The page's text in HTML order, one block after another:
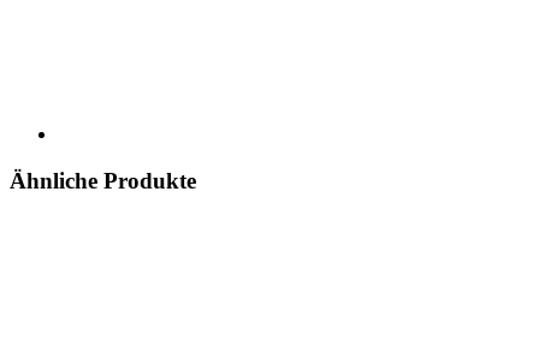
Ähnliche Produkte